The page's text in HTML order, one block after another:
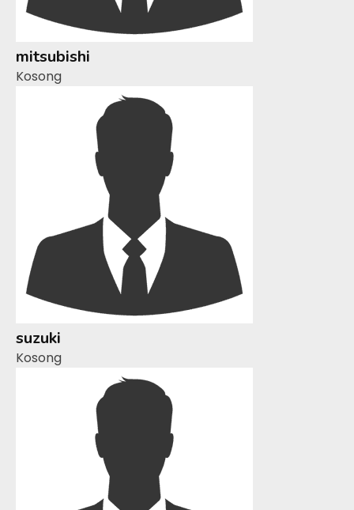
mitsubishi
Kosong
suzuki
Kosong